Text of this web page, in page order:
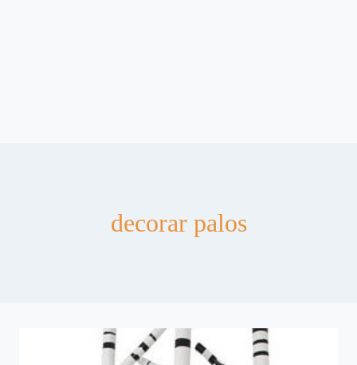
decorar palos